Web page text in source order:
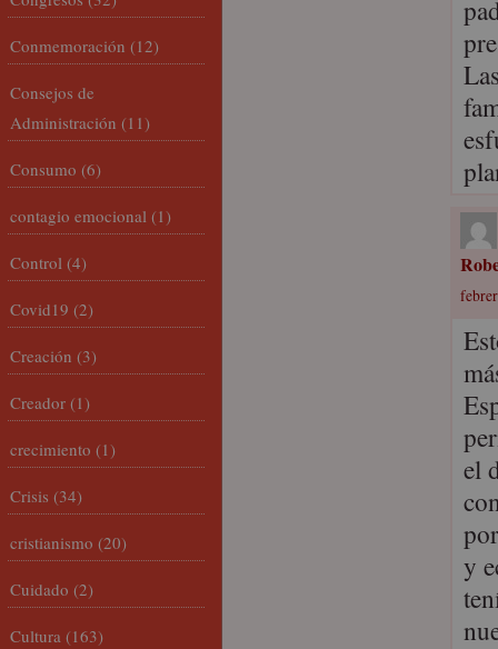
el
y
Conmemoración (12)
Consejos de
Administración (11)
Consumo (6)
contagio emocional (1)
Control (4)
Covid19 (2)
Creación (3)
Creador (1)
crecimiento (1)
Crisis (34)
cristianismo (20)
Cuidado (2)
Cultura (163)